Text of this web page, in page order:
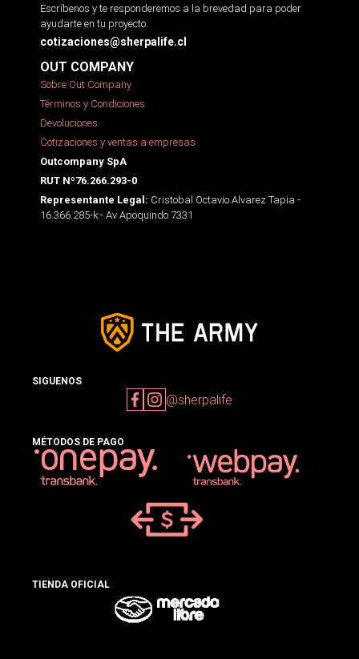
Escríbenos y te responderemos a la brevedad para poder
ayudarte en tu proyecto.
cotizaciones@sherpalife.cl
OUT COMPANY
Sobre Out Company
Términos y Condiciones
Devoluciones
Cotizaciones y ventas a empresas
Outcompany SpA
RUT Nº76.266.293-0
Representante Legal: Cristobal Octavio Alvarez Tapia -
16.366.285-k - Av Apoquindo 7331
SIGUENOS
@sherpalife
MÉTODOS DE PAGO
TIENDA OFICIAL